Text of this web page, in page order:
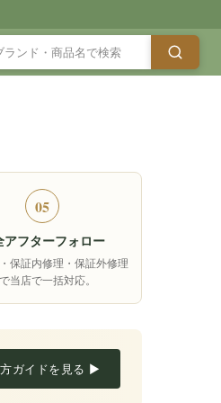
05
アフターフォロー
保証内修理・保証外修理
当店で一括対応。
ガイドを見る ▶